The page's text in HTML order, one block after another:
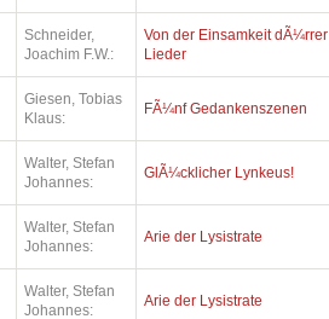
Schneider,
Joachim F.W.:
Von der Einsamkeit dÃ¼rrer
Lieder
Giesen, Tobias
Klaus:
FÃ¼nf Gedankenszenen
Walter, Stefan
Johannes:
GlÃ¼cklicher Lynkeus!
Walter, Stefan
Johannes:
Arie der Lysistrate
Walter, Stefan
Johannes:
Arie der Lysistrate